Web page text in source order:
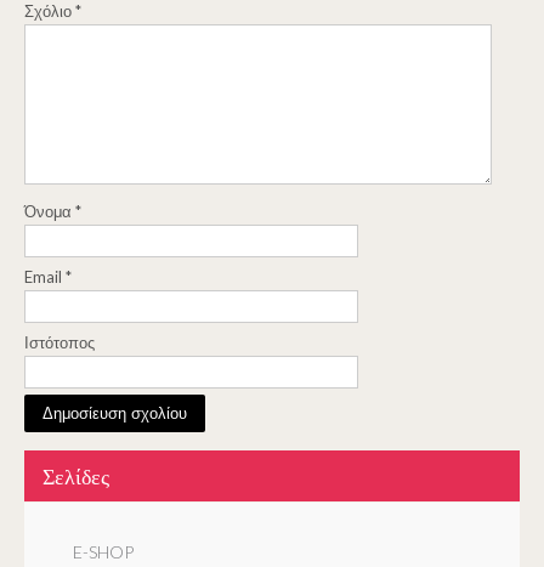
Σχόλιο*
Όνομα *
Email *
Ιστότοπος
Σελίδες
E-SHOP